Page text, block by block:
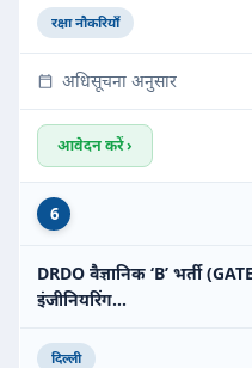
रक्षा नौकरियाँ
अधिसूचना अनुसार
आवेदन करें ›
6
DRDO वैज्ञानिक ‘B’ भर्ती
इंजीनियरिंग…
दिल्ली